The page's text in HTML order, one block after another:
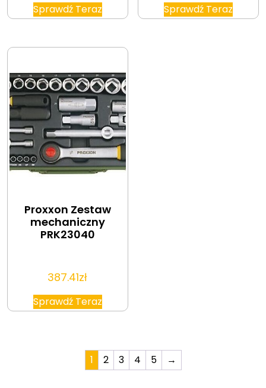
Sprawdź Teraz Sprawdź Teraz
Proxxon Zestaw
mechaniczny
PRK23040
387.41zł
Sprawdź Teraz
1 2 3 4 5 →